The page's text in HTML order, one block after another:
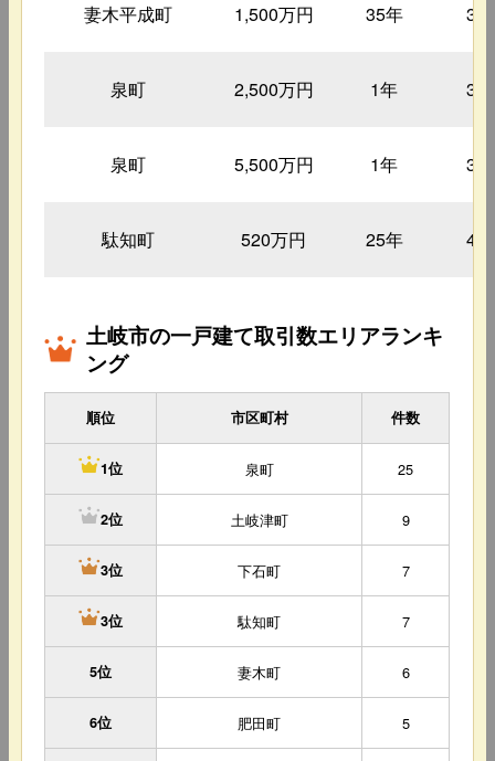
妻木平成町 1,500万円 35年
泉町 2,500万円 1年
泉町 5,500万円 1年
駄知町 520万円 25年
土岐市の一戸建て取引数エリアランキ
ング
順位 市区町村 件数
1位 泉町 25
2位 土岐津町 9
3位 下石町 7
3位 駄知町 7
5位 妻木町 6
6位 肥田町 5